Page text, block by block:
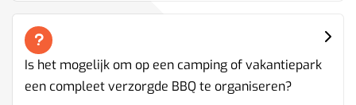
Is het mogelijk om op een camping of vakantiepark
een compleet verzorgde BBQ te organiseren?